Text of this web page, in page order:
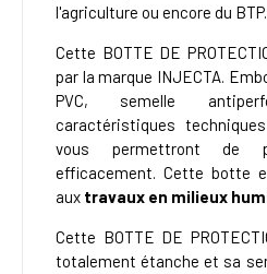
l'agriculture ou encore du BTP.
Cette BOTTE DE
par la marque INJECTA.
PVC, semelle
caractéristiques
vous permettront de
efficacement. Cette botte
aux travaux en milieux
Cette BOTTE DE
totalement étanche et sa